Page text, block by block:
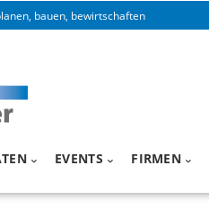
bauen, bewirtschaften
EVENTS FIRMEN